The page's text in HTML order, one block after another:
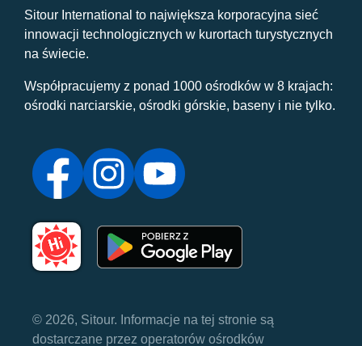
Sitour International to największa korporacyjna sieć
innowacji technologicznych w kurortach turystycznych
na świecie.
Współpracujemy z ponad 1000 ośrodków w 8 krajach:
ośrodki narciarskie, ośrodki górskie, baseny i nie tylko.
© 2026, Sitour. Informacje na tej stronie są
dostarczane przez operatorów ośrodków